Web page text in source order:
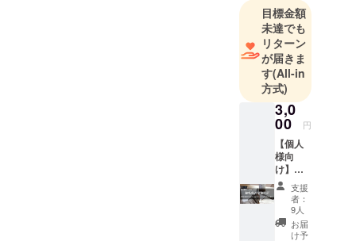
時より推し
進めており
ます、高度
二次医療体
制の充実を
図ることに
より、質の
高い医療が
提供できる
病院づくり
に取り組ん
でいます。
今後とも、
チーム医療
目標金額
未達でも
リターン
が届きま
す(All-in
方式)
3,0
00 円
【個人
様向
け】
3,000円
・お礼
のメー
ル ・活
動報告
支援
者：
9人
お届
け予